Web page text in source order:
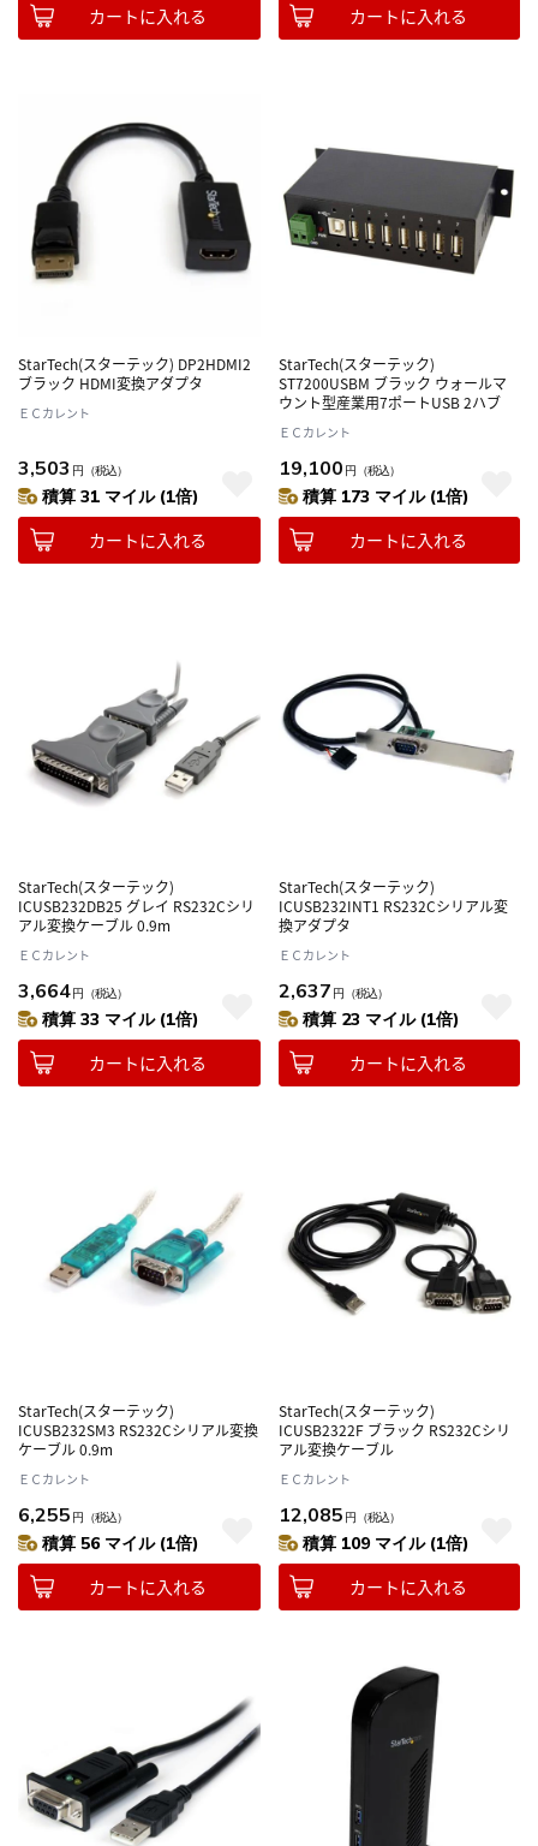
カートに入れる カートに入れる
StarTech(スターテック) DP2HDMI2
ブラック HDMI変換アダプタ
ＥＣカレント
3,503 円 （税込）
積算 31 マイル (1倍)
カートに入れる
StarTech(スターテック)
ST7200USBM ブラック ウォールマ
ウント型産業用7ポートUSB 2ハブ
ＥＣカレント
19,100 円 （税込）
積算 173 マイル (1倍)
カートに入れる
StarTech(スターテック)
ICUSB232DB25 グレイ RS232Cシリ
アル変換ケーブル 0.9m
ＥＣカレント
3,664円 （税込）
積算 33 マイル (1倍)
カートに入れる
StarTech(スターテック)
ICUSB232INT1 RS232Cシリアル変
換アダプタ
ＥＣカレント
2,637 円 （税込）
積算 23 マイル (1倍)
カートに入れる
StarTech(スターテック)
ICUSB232SM3 RS232Cシリアル変換
ケーブル 0.9m
ＥＣカレント
6,255 円 （税込）
積算 56 マイル (1倍)
カートに入れる
StarTech(スターテック)
ICUSB2322F ブラック RS232Cシリ
アル変換ケーブル
ＥＣカレント
12,085 円 （税込）
積算 109 マイル (1倍)
カートに入れる